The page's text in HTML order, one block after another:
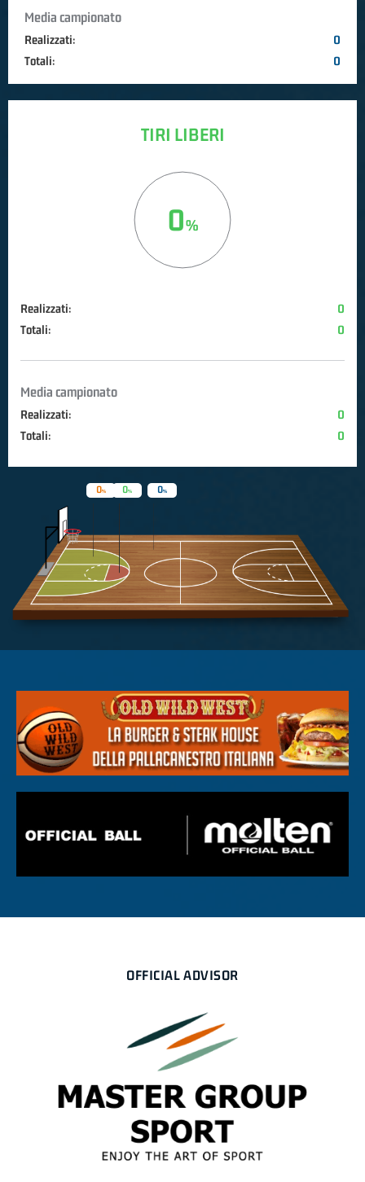
Media campionato
Realizzati:
0
Totali:
0
TIRI LIBERI
0
Realizzati:
0
Totali:
0
Media campionato
Realizzati:
0
Totali:
0
0
0 0
OFFICIAL ADVISOR